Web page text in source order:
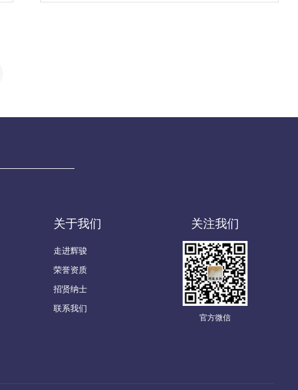
关于我们
走进辉骏
荣誉资质
招贤纳士
联系我们
关注我们
官方微信